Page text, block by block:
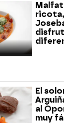
El
al
muy